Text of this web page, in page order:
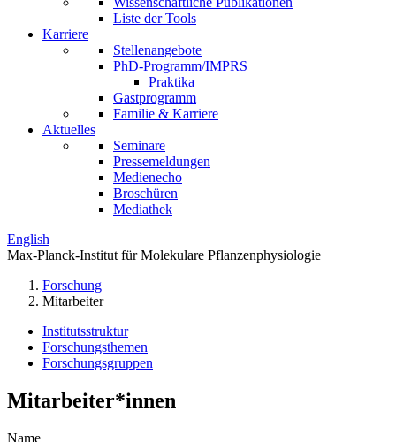
Liste der Tools
Karriere
Stellenangebote
PhD-Programm/IMPRS
Praktika
Gastprogramm
Familie & Karriere
Aktuelles
Seminare
Pressemeldungen
Medienecho
Broschüren
Mediathek
English
Max-Planck-Institut für Molekulare Pflanzenphysiologie
Forschung
Mitarbeiter
Institutsstruktur
Forschungsthemen
Forschungsgruppen
Mitarbeiter*innen
Name